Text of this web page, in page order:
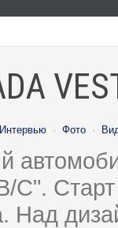
Интервью · Фото ·
C".
Над